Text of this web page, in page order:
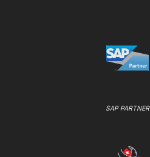
SAP PARTNER